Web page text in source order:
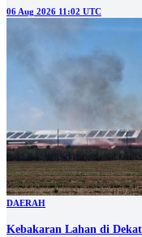
06 Aug 2026 11:02 UTC
DAERAH
Kebakaran Lahan di